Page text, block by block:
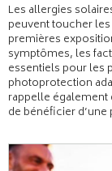
Les allergies
peuvent toucher
premières
symptômes, les
essentiels pour les
photoprotection
rappelle
de bénéficier